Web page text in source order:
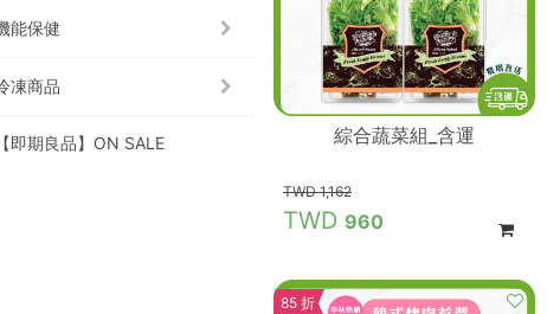
能保健
凍商品
【即期良品】ON SALE 綜合蔬菜組_含運
1,162
960
85 折